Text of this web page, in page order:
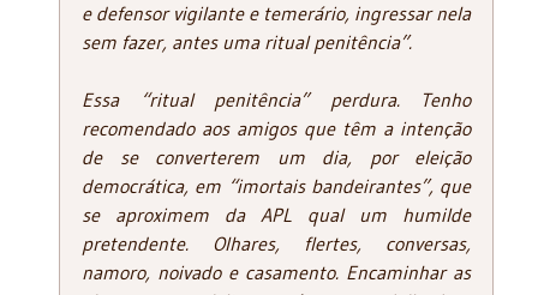
e defensor vigilante e temerário, ingressar nela
sem fazer, antes uma ritual penitência”.
Essa “ritual penitência” perdura. Tenho
recomendado aos amigos que têm a intenção
de se converterem um dia, por eleição
democrática, em “imortais bandeirantes”, que
se aproximem da APL qual um humilde
pretendente. Olhares, flertes, conversas,
namoro, noivado e casamento. Encaminhar as